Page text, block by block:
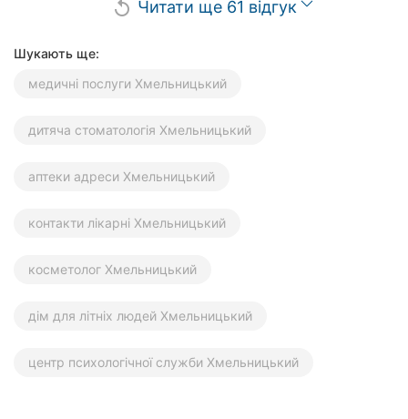
replay Читати ще 61 відгук
Шукають ще:
медичні послуги Хмельницький
дитяча стоматологія Хмельницький
аптеки адреси Хмельницький
контакти лікарні Хмельницький
косметолог Хмельницький
дім для літніх людей Хмельницький
центр психологічної служби Хмельницький